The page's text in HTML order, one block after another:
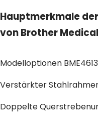
Hauptmerkmale
von Brother Medical
Modelloptionen
Verstärkter
Doppelte